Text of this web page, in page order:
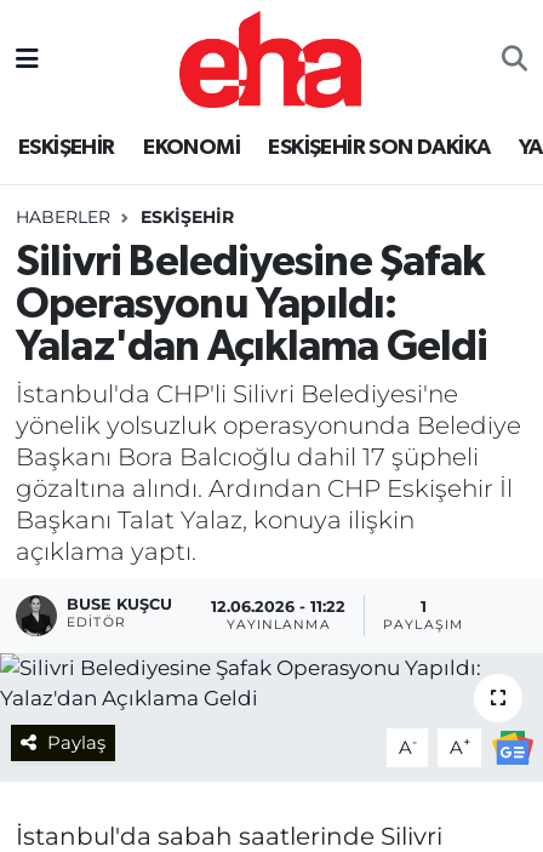
ESKİŞEHİR EKONOMİ ESKİŞEHİR SON DAKİKA
HABERLER ESKİŞEHİR
Silivri Belediyesine Şafak
Operasyonu Yapıldı:
Yalaz'dan Açıklama Geldi
İstanbul'da CHP'li Silivri Belediyesi'ne
yönelik yolsuzluk operasyonunda Belediye
Başkanı Bora Balcıoğlu dahil 17 şüpheli
gözaltına alındı. Ardından CHP Eskişehir İl
Başkanı Talat Yalaz, konuya ilişkin
açıklama yaptı.
BUSE KUŞCU
EDITÖR
12.06.2026 - 11:22
YAYINLANMA
1
PAYLAŞIM
Paylaş A- A+
İstanbul'da sabah saatlerinde Silivri